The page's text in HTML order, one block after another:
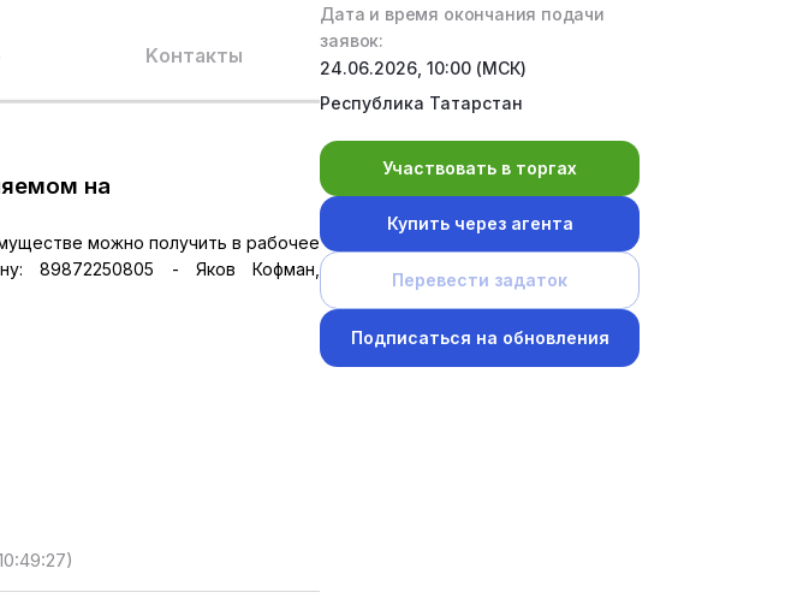
Kонтакты
на
можно получить в рабочее
89872250805 - Яков Кофман,
Дата и время окончания подачи
заявок:
24.06.2026, 10:00 (МСК)
Республика Татарстан
Участвовать в торгах
Купить через агента
Перевести задаток
Подписаться на обновления